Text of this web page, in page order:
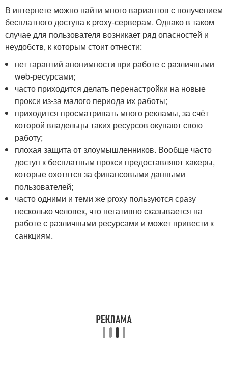
В интернете можно найти много вариантов с получением
бесплатного доступа к proxy-серверам. Однако в таком
случае для пользователя возникает ряд опасностей и
неудобств, к которым стоит отнести:
нет гарантий анонимности при работе с различными
web-ресурсами;
часто приходится делать перенастройки на новые
прокси из-за малого периода их работы;
приходится просматривать много рекламы, за счёт
которой владельцы таких ресурсов окупают свою
работу;
плохая защита от злоумышленников. Вообще часто
доступ к бесплатным прокси предоставляют хакеры,
которые охотятся за финансовыми данными
пользователей;
часто одними и теми же proxy пользуются сразу
несколько человек, что негативно сказывается на
работе с различными ресурсами и может привести к
санкциям.